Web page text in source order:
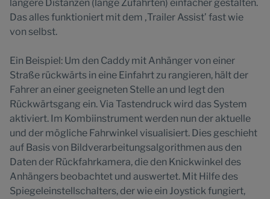
längere Distanzen (lange Zufahrten) einfacher gestalten.
Das alles funktioniert mit dem ‚Trailer Assist’ fast wie
von selbst.
Ein Beispiel: Um den Caddy mit Anhänger von einer
Straße rückwärts in eine Einfahrt zu rangieren, hält der
Fahrer an einer geeigneten Stelle an und legt den
Rückwärtsgang ein. Via Tastendruck wird das System
aktiviert. Im Kombiinstrument werden nun der aktuelle
und der mögliche Fahrwinkel visualisiert. Dies geschieht
auf Basis von Bildverarbeitungsalgorithmen aus den
Daten der Rückfahrkamera, die den Knickwinkel des
Anhängers beobachtet und auswertet. Mit Hilfe des
Spiegeleinstellschalters, der wie ein Joystick fungiert,